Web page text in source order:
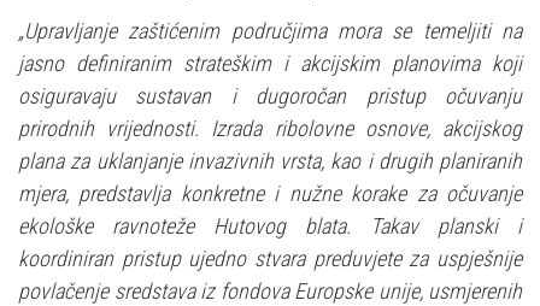
„Upravljanje zaštićenim područjima mora se temeljiti na
jasno definiranim strateškim i akcijskim planovima koji
osiguravaju sustavan i dugoročan pristup očuvanju
prirodnih vrijednosti. Izrada ribolovne osnove, akcijskog
plana za uklanjanje invazivnih vrsta, kao i drugih planiranih
mjera, predstavlja konkretne i nužne korake za očuvanje
ekološke ravnoteže Hutovog blata. Takav planski i
koordiniran pristup ujedno stvara preduvjete za uspješnije
povlačenje sredstava iz fondova Europske unije, usmjerenih